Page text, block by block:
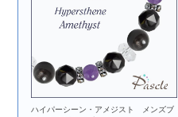
ハイパーシーン・アメジスト メンズブ